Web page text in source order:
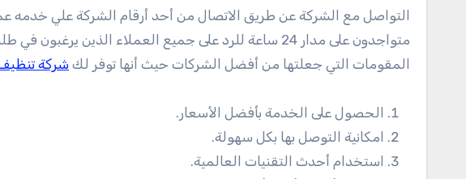
التواصل مع الشركة عن طريق الاتصال من أحد أرقام الشركة علي
متواجدون على مدار 24 ساعة للرد على جميع العملاء
المقومات التي جعلتها من أفضل الشركات حيث أنها توفر لك شركة
الحصول على الخدمة بأفضل الأسعار.
امكانية التوصل بها بكل سهولة.
استخدام أحدث التقنيات العالمية.